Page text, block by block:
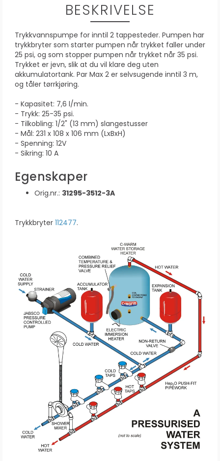
BESKRIVELSE
Trykkvannspumpe for inntil 2 tappesteder. Pumpen har
trykkbryter som starter pumpen når trykket faller under
25 psi, og som stopper pumpen når trykket når 35 psi.
Trykket er jevn, slik at du vil klare deg uten
akkumulatortank. Par Max 2 er selvsugende inntil 3 m,
og tåler tørrkjøring.
- Kapasitet: 7,6 l/min.
- Trykk: 25-35 psi.
- Tilkobling: 1/2" (13 mm) slangestusser
- Mål: 231 x 108 x 106 mm (LxBxH)
- Spenning: 12V
- Sikring: 10 A
Egenskaper
Orig.nr.: 31295-3512-3A
Trykkbryter 112477.